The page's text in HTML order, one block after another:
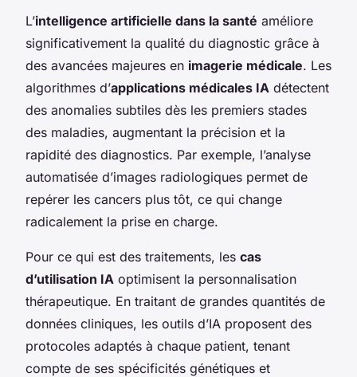
L’intelligence artificielle dans la santé améliore
significativement la qualité du diagnostic grâce à
des avancées majeures en imagerie médicale. Les
algorithmes d’applications médicales IA détectent
des anomalies subtiles dès les premiers stades
des maladies, augmentant la précision et la
rapidité des diagnostics. Par exemple, l’analyse
automatisée d’images radiologiques permet de
repérer les cancers plus tôt, ce qui change
radicalement la prise en charge.
Pour ce qui est des traitements, les cas
d’utilisation IA optimisent la personnalisation
thérapeutique. En traitant de grandes quantités de
données cliniques, les outils d’IA proposent des
protocoles adaptés à chaque patient, tenant
compte de ses spécificités génétiques et